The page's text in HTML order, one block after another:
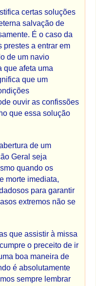
certas soluções
salvação de
É o caso da
prestes a entrar em
de um navio
que afeta uma
que um
ouvir as confissões
que essa solução
de um
Geral seja
quando os
morte imediata,
para garantir
extremos não se
que assistir à missa
o preceito de ir
boa maneira de
é absolutamente
sempre lembrar